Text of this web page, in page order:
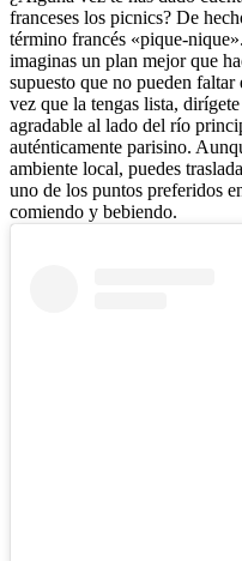
franceses los picnics? De
término francés «pique-
imaginas un plan mejor que
supuesto que no pueden
vez que la tengas lista,
agradable al lado del río
auténticamente parisino.
ambiente local, puedes
uno de los puntos preferidos
comiendo y bebiendo.